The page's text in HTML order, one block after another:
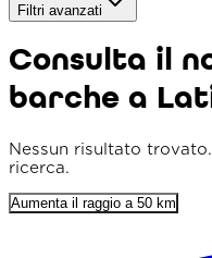
Filtri avanzati
Raggio
Ordina per
Prezzo min. (€)
Prezzo max. (€)
Lunghezza min. (m)
Consulta il
barche a
Nessun risultato
ricerca.
Aumenta il raggio a 50 km